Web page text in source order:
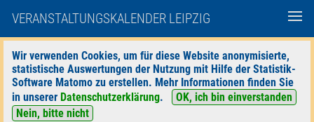
VERANSTALTUNGSKALENDER LEIPZIG
Wir verwenden Cookies, um für diese Website anonymisierte,
statistische Auswertungen der Nutzung mit Hilfe der Statistik-
Software Matomo zu erstellen. Mehr Informationen finden Sie
in unserer Datenschutzerklärung.
OK, ich bin einverstanden
Nein, bitte nicht